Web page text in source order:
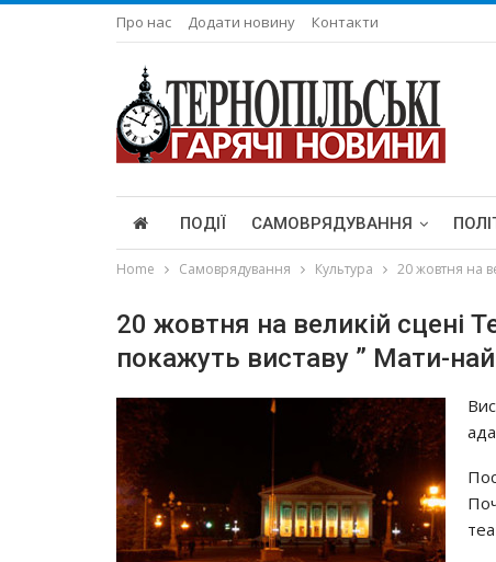
Про нас Додати новину Контакти
ПОДІЇ САМОВРЯДУВАННЯ
Home Самоврядування Культура 20 жовтня на
20 жовтня на великій сцені
покажуть виставу ” Мати-